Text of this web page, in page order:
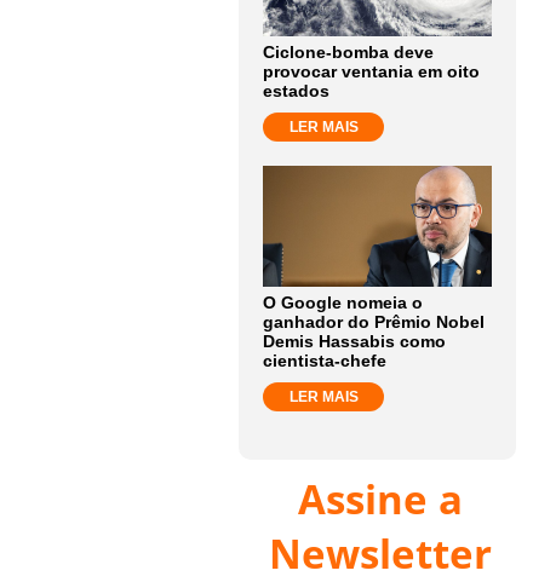
Ciclone-bomba deve
provocar ventania em oito
estados
LER MAIS
O Google nomeia o
ganhador do Prêmio Nobel
Demis Hassabis como
cientista-chefe
LER MAIS
Assine a
Newsletter